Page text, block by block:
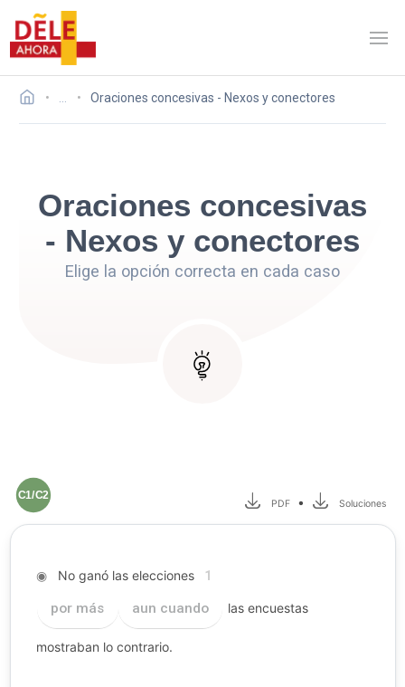
Oraciones concesivas - Nexos y conectores
Oraciones concesivas
- Nexos y conectores
Elige la opción correcta en cada caso
C1/C2
PDF • Soluciones
◉No ganó las elecciones 1
por más aun cuando las encuestas
mostraban lo contrario.